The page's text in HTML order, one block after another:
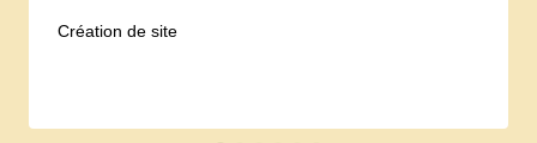
Création de site